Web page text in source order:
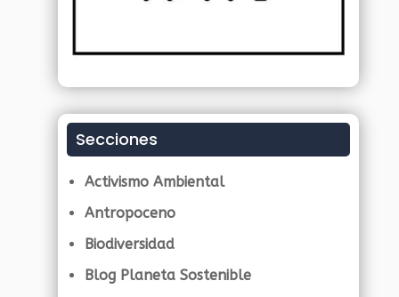
Secciones
Activismo Ambiental
Antropoceno
Biodiversidad
Blog Planeta Sostenible